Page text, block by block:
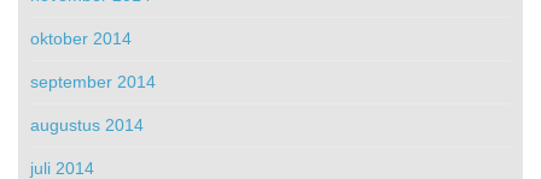
oktober 2014
september 2014
augustus 2014
juli 2014